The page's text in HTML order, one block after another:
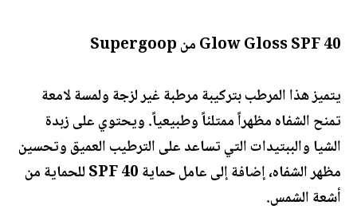
Glow Gloss SPF 40 من Supergoop
يتميز هذا المرطب بتركيبة مرطبة غير لزجة ولمسة لامعة
تمنح الشفاه مظهراً ممتلئاً وطبيعياً. ويحتوي على زبدة
الشيا والببتيدات التي تساعد على الترطيب العميق وتحسين
مظهر الشفاه، إضافة إلى عامل حماية SPF 40 للحماية من
أشعة الشمس.